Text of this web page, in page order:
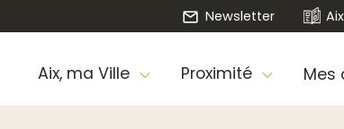
Newsletter
Aix, ma Ville Proximité Mes